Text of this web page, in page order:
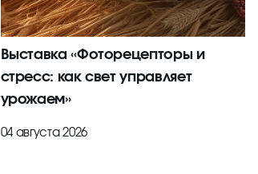
Выставка «Фоторецепторы и
стресс: как свет управляет
урожаем»
04 августа 2026